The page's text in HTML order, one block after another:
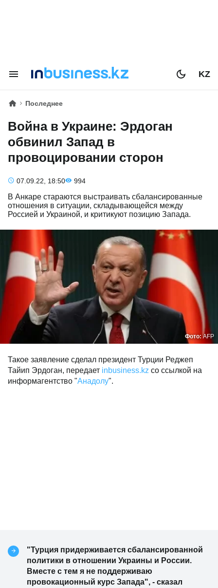
KZ
Последнее
Война в Украине: Эрдоган
обвинил Запад в
провоцировании сторон
07.09.22, 18:50 994
В Анкаре стараются выстраивать сбалансированные
отношения в ситуации, складывающейся между
Россией и Украиной, и критикуют позицию Запада.
Фото:AFP
Такое заявление сделал президент Турции Реджеп
Тайип Эрдоган, передает inbusiness.kz со ссылкой на
информагентство "Анадолу".
"Турция придерживается сбалансированной
политики в отношении Украины и России.
Вместе с тем я не поддерживаю
провокационный курс Запада", - сказал